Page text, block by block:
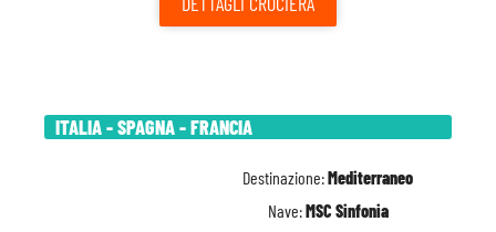
ITALIA - SPAGNA - FRANCIA
Destinazione:Mediterraneo
Nave:MSC Sinfonia